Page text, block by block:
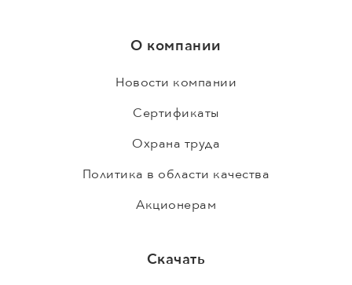
О компании
Новости компании
Сертификаты
Охрана труда
Политика в области качества
Акционерам
Скачать